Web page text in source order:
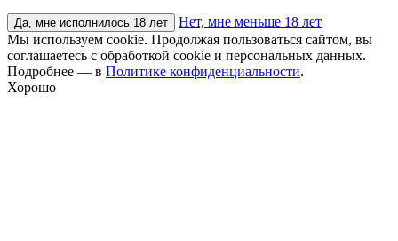
Да, мне исполнилось 18 лет
Нет, мне меньше 18 лет
Мы используем cookie. Продолжая пользоваться сайтом, вы
соглашаетесь с обработкой cookie и персональных данных.
Подробнее — в Политике конфиденциальности.
Хорошо